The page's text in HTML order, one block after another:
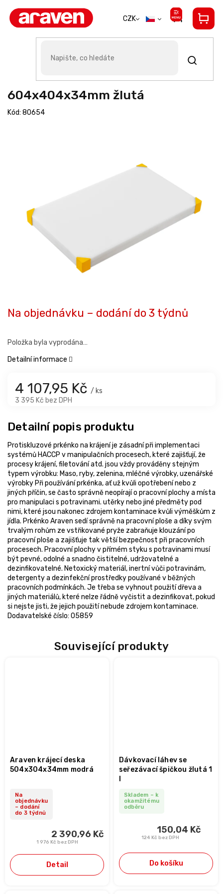
obsah
CZK
Araven krájecí deska
604x404x34mm žlutá
Kód: 80654
4 107,95 Kč / ks
3 395 Kč bez DPH
Na objednávku – dodání do 3 týdnů
Položka byla vyprodána…
Detailní informace
Související produkty
Araven krájecí deska
504x304x34mm modrá
Na
objednávku
– dodání
do 3 týdnů
1 976 Kč bez DPH
2 390,96 Kč
Detail
Dávkovací láhev se
seřezávací špičkou žlutá 1
Skladem – k
okamžitému
odběru
124 Kč bez DPH
150,04 Kč
Do košíku
Detailní popis produktu
Protiskluzové prkénko na krájení je zásadní při implementaci
systémů HACCP v manipulačních procesech, které zajišťují, že
procesy krájení, filetování atd. jsou vždy prováděny stejným
typem výrobku: Maso, ryby, zelenina, mléčné výrobky, uzenářské
výrobky Při používání prkénka, ať už kvůli opotřebení nebo z
jiných příčin, se často správně neopírají o pracovní plochy a místa
pro manipulaci s potravinami. utěrky nebo jiné předměty pod
nimi, které jsou nakonec zdrojem kontaminace kvůli výměškům z
jídla. Prkénko Araven sedí správně na pracovní ploše a díky svým
trvalým rohům ze vstřikované pryže zabraňuje klouzání po
pracovní ploše a zajišťuje tak větší bezpečnost při pracovních
procesech. Pracovní plochy v přímém styku s potravinami musí
být pevné, odolné a snadno čistitelné, udržovatelné a
dezinfikovatelné. Netoxický materiál, inertní vůči potravinám,
detergenty a dezinfekční prostředky používané v běžných
pracovních podmínkách. Je třeba se vyhnout použití dřeva a
jiných materiálů, které nelze řádně vyčistit a dezinfikovat, pokud
si nejste jisti, že jejich použití nebude zdrojem kontaminace.
Dodavatelské číslo: 05859